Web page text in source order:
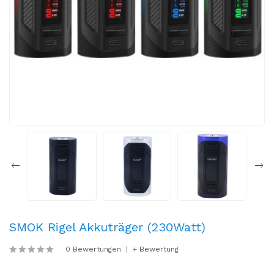
SMOK Rigel Akkuträger (230Watt)
0 Bewertungen + Bewertung